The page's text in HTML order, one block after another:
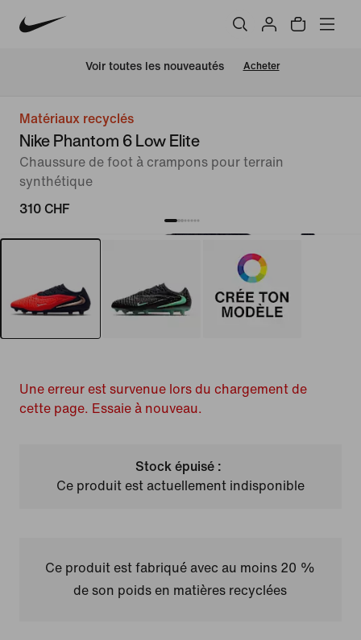
Voir toutes les nouveautés Acheter
Matériaux recyclés
Nike Phantom 6 Low Elite
Chaussure de foot à crampons pour terrain
synthétique
310 CHF
Une erreur est survenue lors du chargement de
cette page. Essaie à nouveau.
Stock épuisé :
Ce produit est actuellement indisponible
Ce produit est fabriqué avec au moins 20 %
de son poids en matières recyclées